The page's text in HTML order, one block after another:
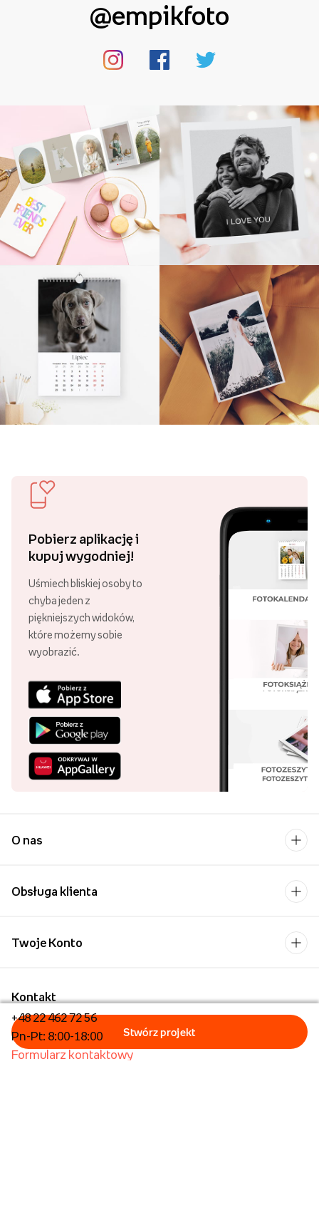
@empikfoto
Pobierz aplikację i
kupuj wygodniej!
Uśmiech bliskiej osoby to
chyba jeden z
piękniejszych widoków,
które możemy sobie
wyobrazić.
O nas
Obsługa klienta
Kontakt
+48 22 462 72 56
Pn-Pt: 8:00-18:00
Formularz kontaktowy
Twoje Konto